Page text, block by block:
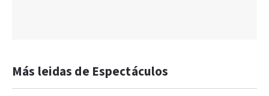
Más leidas de Espectáculos